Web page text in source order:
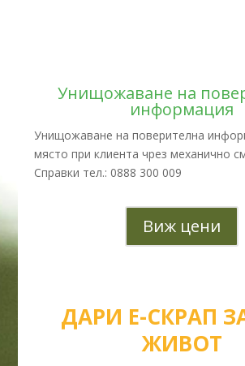
Унищожаване на
информация
Унищожаване на поверителна
място при клиента чрез механично
Справки тел.: 0888 300 009
Виж цени
ДАРИ Е-СКРАП
ЖИВОТ